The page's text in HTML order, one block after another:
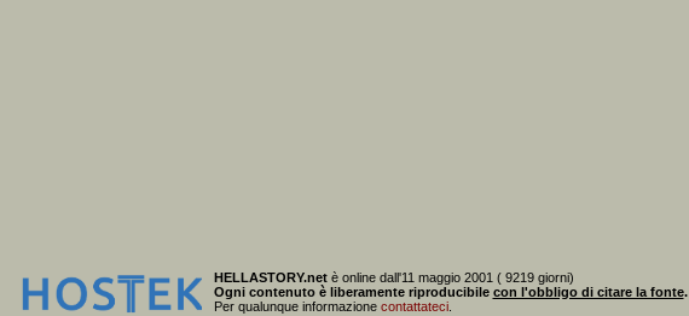
HELLASTORY.netè online dall'11 maggio 2001 ( 9219 giorni)
Ogni contenuto è liberamente riproducibile con l'obbligo di citare la fonte.
Per qualunque informazione contattateci.